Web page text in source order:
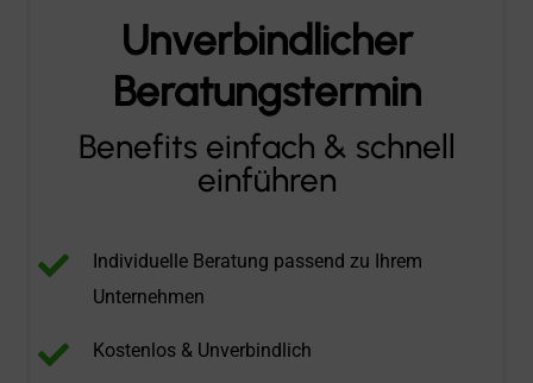
Unverbindlicher
Beratungstermin
Benefits einfach & schnell
einführen

Individuelle Beratung passend zu Ihrem
Unternehmen
 Kostenlos & Unverbindlich